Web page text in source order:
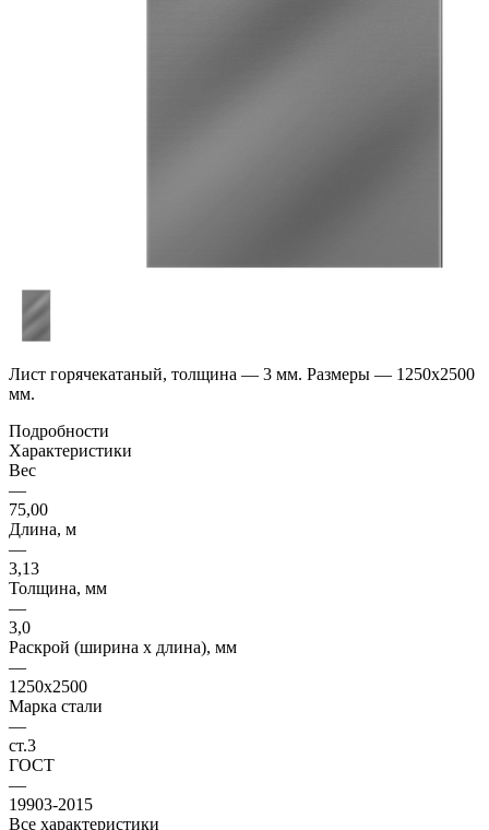
Лист горячекатаный, толщина — 3 мм. Размеры — 1250x2500
мм.
Подробности
Характеристики
Вес
—
75,00
Длина, м
—
3,13
Толщина, мм
—
3,0
Раскрой (ширина х длина), мм
—
1250х2500
Марка стали
—
ст.3
ГОСТ
—
19903-2015
Все характеристики